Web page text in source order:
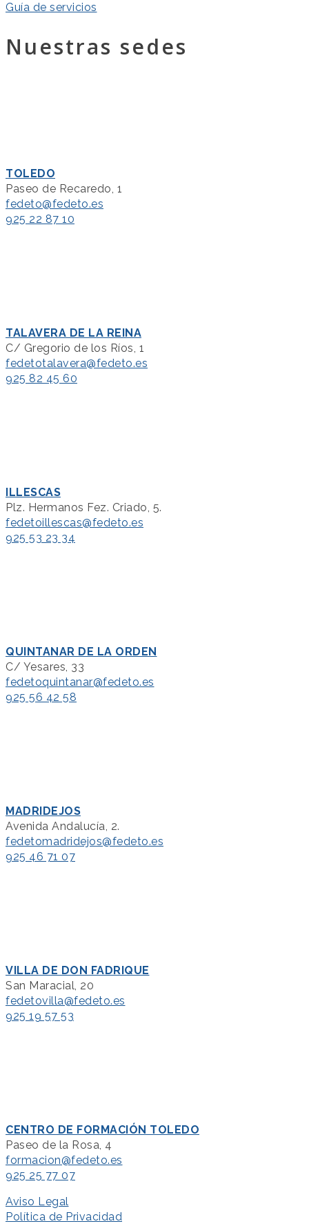
Guía de servicios
Nuestras sedes
TOLEDO
Paseo de Recaredo, 1
fedeto@fedeto.es
925 22 87 10
TALAVERA DE LA REINA
C/ Gregorio de los Ríos, 1
fedetotalavera@fedeto.es
925 82 45 60
ILLESCAS
Plz. Hermanos Fez. Criado, 5.
fedetoillescas@fedeto.es
925 53 23 34
QUINTANAR DE LA ORDEN
C/ Yesares, 33
fedetoquintanar@fedeto.es
925 56 42 58
MADRIDEJOS
Avenida Andalucía, 2.
fedetomadridejos@fedeto.es
925 46 71 07
VILLA DE DON FADRIQUE
San Maracial, 20
fedetovilla@fedeto.es
925 19 57 53
CENTRO DE FORMACIÓN TOLEDO
Paseo de la Rosa, 4
formacion@fedeto.es
925 25 77 07
Aviso Legal
Política de Privacidad